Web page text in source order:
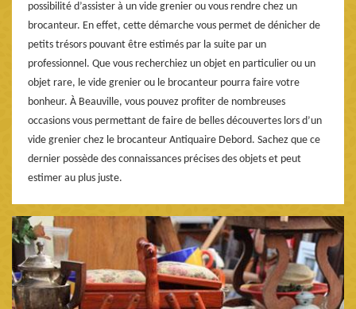
possibilité d’assister à un vide grenier ou vous rendre chez un
brocanteur. En effet, cette démarche vous permet de dénicher de
petits trésors pouvant être estimés par la suite par un
professionnel. Que vous recherchiez un objet en particulier ou un
objet rare, le vide grenier ou le brocanteur pourra faire votre
bonheur. À Beauville, vous pouvez profiter de nombreuses
occasions vous permettant de faire de belles découvertes lors d’un
vide grenier chez le brocanteur Antiquaire Debord. Sachez que ce
dernier possède des connaissances précises des objets et peut
estimer au plus juste.